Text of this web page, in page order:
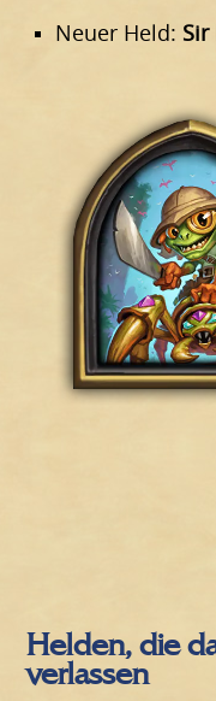
Neuer Held:
Helden, die
verlassen